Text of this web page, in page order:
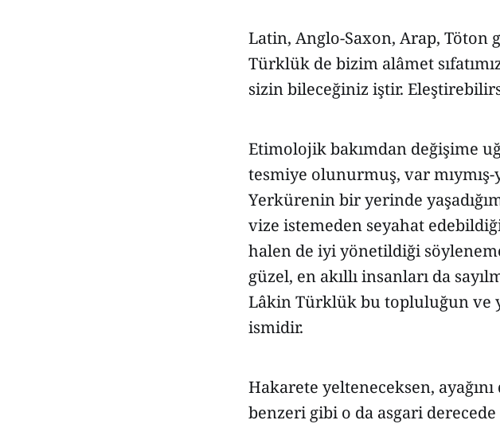
Latin, Anglo-Saxon, Arap, Töton
Türklük de bizim alâmet
sizin bileceğiniz iştir.
Etimolojik bakımdan değişime
tesmiye olunurmuş, var
Yerkürenin bir yerinde
vize istemeden seyahat
halen de iyi yönetildiği
güzel, en akıllı insanları da
Lâkin Türklük bu topluluğun ve
ismidir.
Hakarete yelteneceksen,
benzeri gibi o da asgari